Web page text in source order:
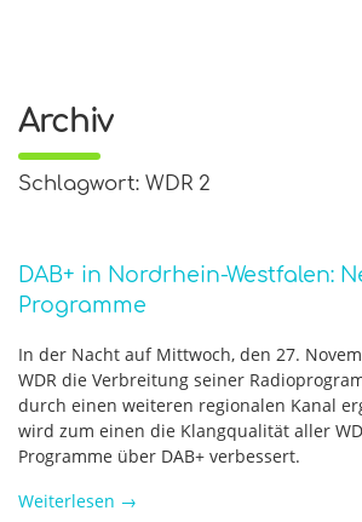
Archiv
Schlagwort: WDR 2
DAB+ in Nordrhein-Westfalen:
Programme
In der Nacht auf Mittwoch, den 27.
WDR die Verbreitung seiner
durch einen weiteren regionalen Kanal
wird zum einen die Klangqualität aller
Programme über DAB+ verbessert.
Weiterlesen →